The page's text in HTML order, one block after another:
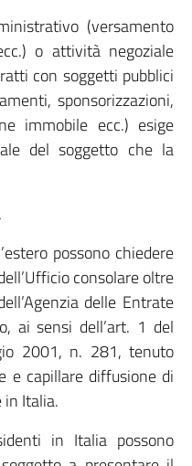
(versamento
o attività negoziale
con soggetti pubblici
sponsorizzazioni,
immobile ecc.) esige
del soggetto che la
possono chiedere
consolare oltre
delle Entrate
ai sensi dell’art. 1 del
2001, n. 281, tenuto
e capillare diffusione di
in Italia.
in Italia possono